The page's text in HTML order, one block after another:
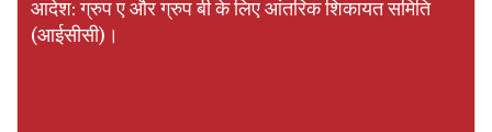
आदेश: ग्रुप ए और ग्रुप बी के लिए आंतरिक शिकायत समिति
(आईसीसी)।